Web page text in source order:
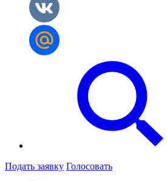
Подать заявку Голосовать